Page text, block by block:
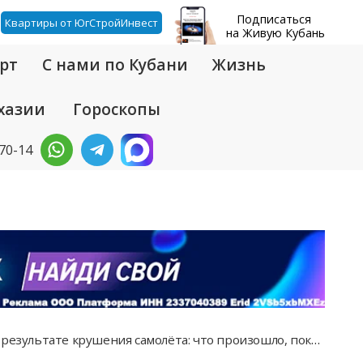
Квартиры от ЮгСтройИнвест
Подписаться
на Живую Кубань
С нами по Кубани Жизнь
Гороскопы
14
крушения самолёта: что произошло, пока вы спали